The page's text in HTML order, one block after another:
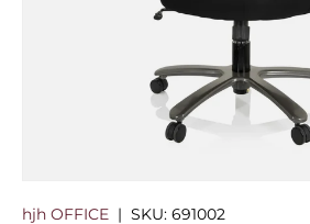
hjh OFFICE | SKU: 691002